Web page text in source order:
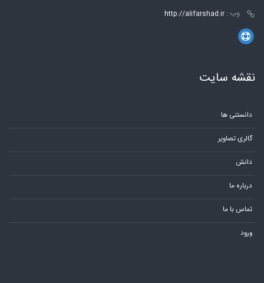
وب : http://alifarshad.ir
نقشه سایت
دانستنی ها
گالری تصاویر
دانش
درباره ما
تماس با ما
ورود